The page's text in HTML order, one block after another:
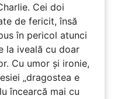
Cei doi
de fericit, însă
în pericol atunci
la iveală cu doar
Cu umor și ironie,
„dragostea e
încearcă mai cu